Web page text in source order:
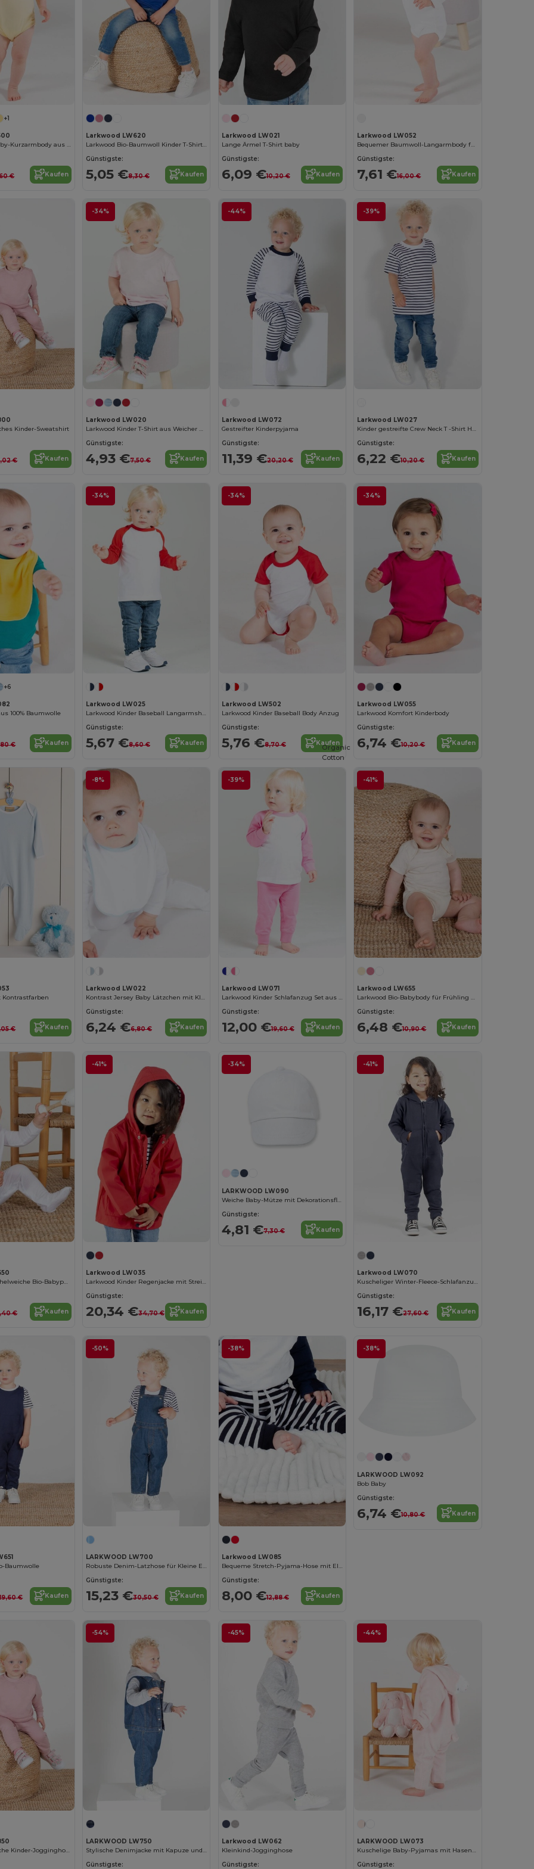
+1
Komfortabler Baby-Kurzarmbody aus Baumwolle
€ Kaufen
Larkwood LW620
Larkwood Bio-Baumwoll Kinder T-Shirt Komfort
Günstigste:
5,05 €8,30 € Kaufen
Larkwood LW021
Lange Ärmel T-Shirt baby
Günstigste:
6,09 €10,20 € Kaufen
Larkwood LW052
Bequemer Baumwoll-Langarmbody für Damen
Günstigste:
7,61 €16,00 € Kaufen
Kinder-Sweatshirt
€ Kaufen
-34%
Larkwood LW020
Larkwood Kinder T-Shirt aus Weicher Baumwolle
Günstigste:
4,93 €7,50 € Kaufen
-44%
Larkwood LW072
Gestreifter Kinderpyjama
Günstigste:
11,39 €20,20 € Kaufen
-39%
Larkwood LW027
Kinder gestreifte Crew Neck T -Shirt Hemd
Günstigste:
6,22 €10,20 € Kaufen
+6
100% Baumwolle
€ Kaufen
-34%
Larkwood LW025
Larkwood Kinder Baseball Langarmshirt
Günstigste:
5,67 €8,60 € Kaufen
-34%
Larkwood LW502
Larkwood Kinder Baseball Body Anzug
Günstigste:
5,76 €8,70 € Kaufen
-34%
Larkwood LW055
Larkwood Komfort Kinderbody
Günstigste:
6,74 €10,20 € Kaufen
Kontrastfarben
€ Kaufen
-8%
Larkwood LW022
Kontrast Jersey Baby Lätzchen mit Klettverschluss
Günstigste:
6,24 €6,80 € Kaufen
-39%
Larkwood LW071
Larkwood Kinder Schlafanzug Set aus Baumwolle
Günstigste:
12,00 €19,60 € Kaufen
-41%
Organic
Cotton
Larkwood LW655
Larkwood Bio-Babybody für Frühling und Sommer
Günstigste:
6,48 €10,90 € Kaufen
Larkwoods Kuschelweiche Bio-Babypyjamas
€ Kaufen
-41%
Larkwood LW035
Larkwood Kinder Regenjacke mit Streifenfutter
Günstigste:
20,34 €34,70 € Kaufen
-34%
LARKWOOD LW090
Weiche Baby-Mütze mit Dekorationsfläche
Günstigste:
4,81 €7,30 € Kaufen
-41%
Larkwood LW070
Kuscheliger Winter-Fleece-Schlafanzug mit Kapuze
Günstigste:
16,17 €27,60 € Kaufen
Baumwolle
19,60 € Kaufen
-50%
LARKWOOD LW700
Robuste Denim-Latzhose für Kleine Entdecker
Günstigste:
15,23 €30,50 € Kaufen
-38%
Larkwood LW085
Bequeme Stretch-Pyjama-Hose mit Elastikbund
Günstigste:
8,00 €12,88 € Kaufen
-38%
LARKWOOD LW092
Bob Baby
Günstigste:
6,74 €10,80 € Kaufen
Umweltfreundliche Kinder-Jogginghose
-54%
LARKWOOD LW750
Stylische Denimjacke mit Kapuze und Kontrastärmeln
Günstigste:
-45%
Larkwood LW062
Kleinkind-Jogginghose
Günstigste:
-44%
LARKWOOD LW073
Kuschelige Baby-Pyjamas mit Hasenohren
Günstigste: